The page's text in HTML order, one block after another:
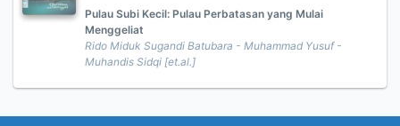
Pulau Subi Kecil: Pulau Perbatasan yang Mulai
Menggeliat
Rido Miduk Sugandi Batubara - Muhammad Yusuf -
Muhandis Sidqi [et.al.]